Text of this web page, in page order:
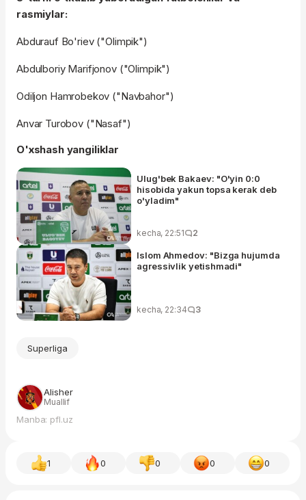
rasmiylar:
Abdurauf Bo'riev ("Olimpik")
Abdulboriy Marifjonov ("Olimpik")
Odiljon Hamrobekov ("Navbahor")
Anvar Turobov ("Nasaf")
O'xshash yangiliklar
Ulug'bek Bakaev: "O'yin 0:0
hisobida yakun topsa kerak deb
o'yladim"
kecha, 22:51 2
Islom Ahmedov: "Bizga hujumda
agressivlik yetishmadi"
kecha, 22:34 3
Superliga
Alisher
Muallif
Manba: pfl.uz
1 0 0 0 0